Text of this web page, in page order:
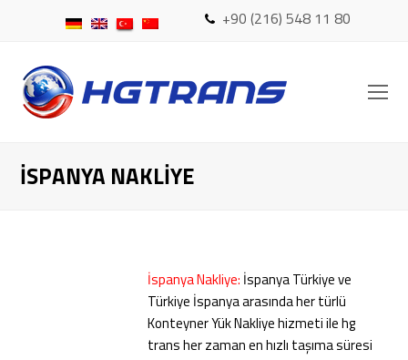
+90 (216) 548 11 80
İSPANYA NAKLIYE
İspanya Nakliye: İspanya Türkiye ve
Türkiye İspanya arasında her türlü
Konteyner Yük Nakliye hizmeti ile hg
trans her zaman en hızlı taşıma süresi